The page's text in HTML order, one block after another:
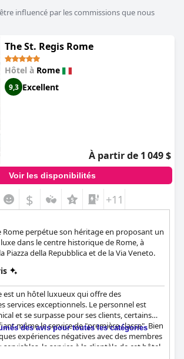
influencé par les commissions que nous
The St. Regis Rome
Hôtel à Rome
9,3 Excellent
À partir de 1 049 $
Voir les disponibilités
$ +11
Rome perpétue son héritage en proposant un
dans le centre historique de Rome, à
Piazza della Repubblica et de la Via Veneto.
est un hôtel luxueux qui offre des
services exceptionnels. Le personnel est
et se surpasse pour ses clients, certains
même le service de "première classe". Bien
expériences négatives avec des membres
le service à la clientèle de cet hôtel
des avis pour toutes les catégories